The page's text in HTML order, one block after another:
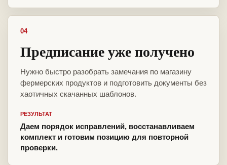
04
Предписание уже получено
Нужно быстро разобрать замечания по магазину
фермерских продуктов и подготовить документы без
хаотичных скачанных шаблонов.
РЕЗУЛЬТАТ
Даем порядок исправлений, восстанавливаем
комплект и готовим позицию для повторной
проверки.